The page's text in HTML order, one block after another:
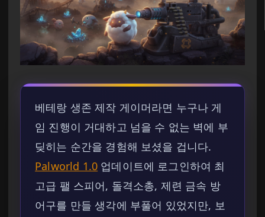
베테랑 생존 제작 게이머라면 누구나 게
임 진행이 거대하고 넘을 수 없는 벽에 부
딪히는 순간을 경험해 보셨을 겁니다.
Palworld 1.0 업데이트에 로그인하여 최
고급 팰 스피어, 돌격소총, 제련 금속 방
어구를 만들 생각에 부풀어 있었지만, 보